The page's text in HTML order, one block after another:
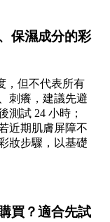
保濕成分的彩
，但不代表所有
刺癢，建議先避
測試 24 小時；
近期肌膚屏障不
妝步驟，以基礎
買？適合先試